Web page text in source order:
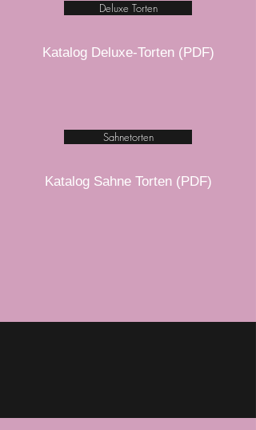
Deluxe Torten
Katalog Deluxe-Torten (PDF)
Sahnetorten
Katalog Sahne Torten (PDF)